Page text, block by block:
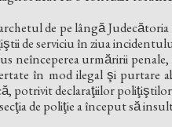
de pe lângă
de serviciu în ziua
neînceperea urmăririi
în mod ilegal şi purtare
potrivit declaraţiilor
de poliţie a început să